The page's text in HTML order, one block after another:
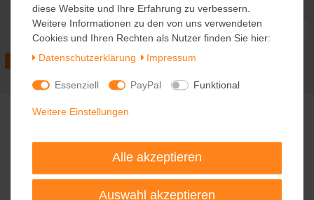
diese Website und Ihre Erfahrung zu verbessern.
Weitere Informationen zu den von uns verwendeten
Cookies und Ihren Rechten als Nutzer finden Sie hier:
Daten­schutz­erklärung
Impressum
Essenziell PayPal Funktional
Weitere Einstellungen
Alle akzeptieren
Auswahl akzeptieren
Abmeldung ist jederzeit möglich.
E-MAIL *
diese Website und Ihre Erfahrung zu verbessern.
Weitere Informationen zu den von uns verwendeten
Cookies und Ihren Rechten als Nutzer finden Sie hier:
Daten­schutz­erklärung
Impressum
Essenziell PayPal Funktional
Weitere Einstellungen
Alle akzeptieren
Auswahl akzeptieren